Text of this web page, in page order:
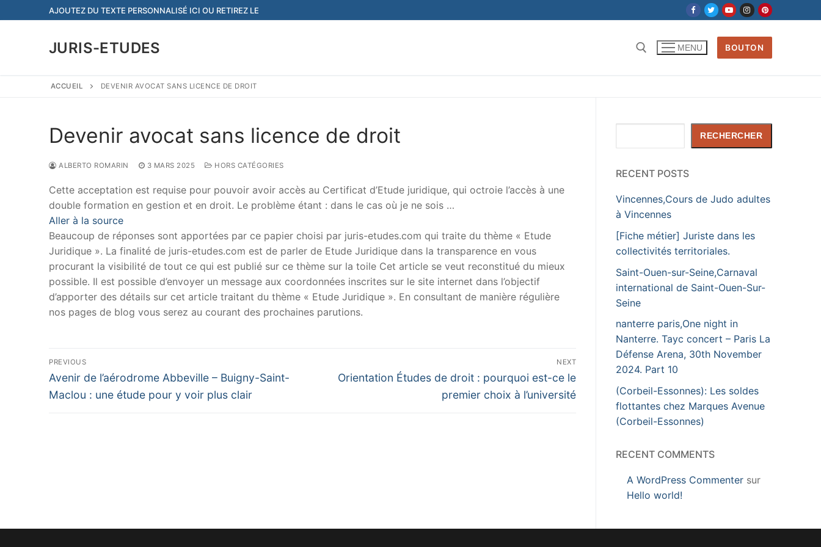
au
AJOUTEZ DU TEXTE PERSONNALISÉ ICI OU RETIREZ LE
JURIS-ETUDES MENU BOUTON
ACCUEIL DEVENIR AVOCAT SANS LICENCE DE DROIT
Devenir avocat sans licence de droit
ALBERTO ROMARIN 3 MARS 2025 HORS CATÉGORIES
Cette acceptation est requise pour pouvoir avoir accès au Certificat d’Etude juridique, qui octroie l’accès à une
double formation en gestion et en droit. Le problème étant : dans le cas où je ne sois …
Aller à la source
Beaucoup de réponses sont apportées par ce papier choisi par juris-etudes.com qui traite du thème « Etude
Juridique ». La finalité de juris-etudes.com est de parler de Etude Juridique dans la transparence en vous
procurant la visibilité de tout ce qui est publié sur ce thème sur la toile Cet article se veut reconstitué du mieux
possible. Il est possible d’envoyer un message aux coordonnées inscrites sur le site internet dans l’objectif
d’apporter des détails sur cet article traitant du thème « Etude Juridique ». En consultant de manière régulière
nos pages de blog vous serez au courant des prochaines parutions.
Navigation
de
l’article
PREVIOUS
Previous
post:
Avenir de l’aérodrome Abbeville – Buigny-Saint-
Maclou : une étude pour y voir plus clair
NEXT
Next
Orientation Études de droit : pourquoi est-ce le
premier choix à l’université
RECHERCHER
RECENT POSTS
Vincennes,Cours de Judo adultes
à Vincennes
[Fiche métier] Juriste dans les
collectivités territoriales.
Saint-Ouen-sur-Seine,Carnaval
international de Saint-Ouen-Sur-
Seine
nanterre paris,One night in
Nanterre. Tayc concert – Paris La
Défense Arena, 30th November
2024. Part 10
(Corbeil-Essonnes): Les soldes
flottantes chez Marques Avenue
(Corbeil-Essonnes)
RECENT COMMENTS
A WordPress Commenter sur
Hello world!